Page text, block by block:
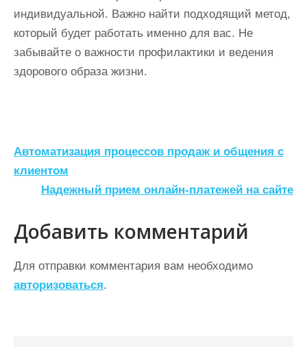
индивидуальной. Важно найти подходящий метод,
который будет работать именно для вас. Не
забывайте о важности профилактики и ведения
здорового образа жизни.
Н
а
и
г
а
ц
Автоматизация процессов продаж и общения с
клиентом
Надежный прием онлайн-платежей на сайте
Добавить комментарий
Для отправки комментария вам необходимо
авторизоваться.